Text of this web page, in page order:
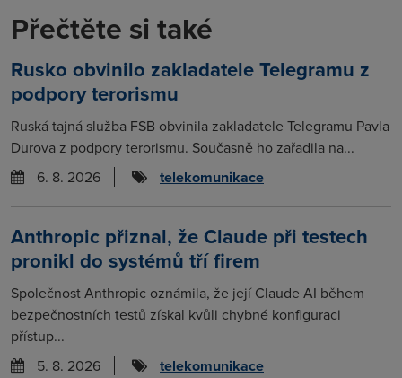
Přečtěte si také
Rusko obvinilo zakladatele Telegramu z
podpory terorismu
Ruská tajná služba FSB obvinila zakladatele Telegramu Pavla
Durova z podpory terorismu. Současně ho zařadila na...
6. 8. 2026
telekomunikace
Anthropic přiznal, že Claude při testech
pronikl do systémů tří firem
Společnost Anthropic oznámila, že její Claude AI během
bezpečnostních testů získal kvůli chybné konfiguraci
přístup...
5. 8. 2026
telekomunikace